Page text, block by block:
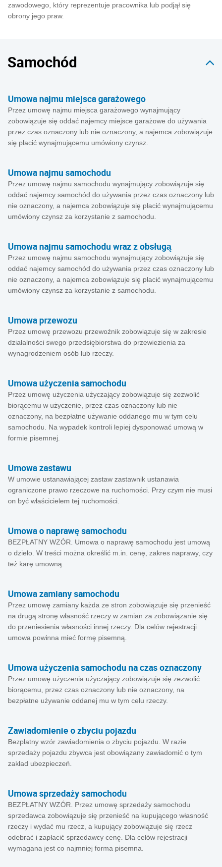
zawodowego, który reprezentuje pracownika lub podjął się
obrony jego praw.
Samochód
Umowa najmu miejsca garażowego
Przez umowę najmu miejsca garażowego wynajmujący
zobowiązuje się oddać najemcy miejsce garażowe do używania
przez czas oznaczony lub nie oznaczony, a najemca zobowiązuje
się płacić wynajmującemu umówiony czynsz.
Umowa najmu samochodu
Przez umowę najmu samochodu wynajmujący zobowiązuje się
oddać najemcy samochód do używania przez czas oznaczony lub
nie oznaczony, a najemca zobowiązuje się płacić wynajmującemu
umówiony czynsz za korzystanie z samochodu.
Umowa najmu samochodu wraz z obsługą
Przez umowę najmu samochodu wynajmujący zobowiązuje się
oddać najemcy samochód do używania przez czas oznaczony lub
nie oznaczony, a najemca zobowiązuje się płacić wynajmującemu
umówiony czynsz za korzystanie z samochodu.
Umowa przewozu
Przez umowę przewozu przewoźnik zobowiązuje się w zakresie
działalności swego przedsiębiorstwa do przewiezienia za
wynagrodzeniem osób lub rzeczy.
Umowa użyczenia samochodu
Przez umowę użyczenia użyczający zobowiązuje się zezwolić
biorącemu w użyczenie, przez czas oznaczony lub nie
oznaczony, na bezpłatne używanie oddanego mu w tym celu
samochodu. Na wypadek kontroli lepiej dysponować umową w
formie pisemnej.
Umowa zastawu
W umowie ustanawiającej zastaw zastawnik ustanawia
ograniczone prawo rzeczowe na ruchomości. Przy czym nie musi
on być właścicielem tej ruchomości.
Umowa o naprawę samochodu
BEZPŁATNY WZÓR. Umowa o naprawę samochodu jest umową
o dzieło. W treści można określić m.in. cenę, zakres naprawy, czy
też karę umowną.
Umowa zamiany samochodu
Przez umowę zamiany każda ze stron zobowiązuje się przenieść
na drugą stronę własność rzeczy w zamian za zobowiązanie się
do przeniesienia własności innej rzeczy. Dla celów rejestracji
umowa powinna mieć formę pisemną.
Umowa użyczenia samochodu na czas oznaczony
Przez umowę użyczenia użyczający zobowiązuje się zezwolić
biorącemu, przez czas oznaczony lub nie oznaczony, na
bezpłatne używanie oddanej mu w tym celu rzeczy.
Zawiadomienie o zbyciu pojazdu
Bezpłatny wzór zawiadomienia o zbyciu pojazdu. W razie
sprzedaży pojazdu zbywca jest obowiązany zawiadomić o tym
zakład ubezpieczeń.
Umowa sprzedaży samochodu
BEZPŁATNY WZÓR. Przez umowę sprzedaży samochodu
sprzedawca zobowiązuje się przenieść na kupującego własność
rzeczy i wydać mu rzecz, a kupujący zobowiązuje się rzecz
odebrać i zapłacić sprzedawcy cenę. Dla celów rejestracji
wymagana jest co najmniej forma pisemna.